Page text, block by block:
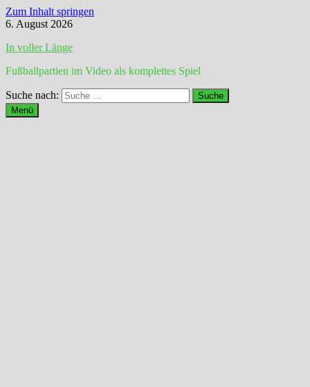
Zum Inhalt springen
6. August 2026
In voller Länge
Fußballpartien im Video als komplettes Spiel
Suche nach:
Menü